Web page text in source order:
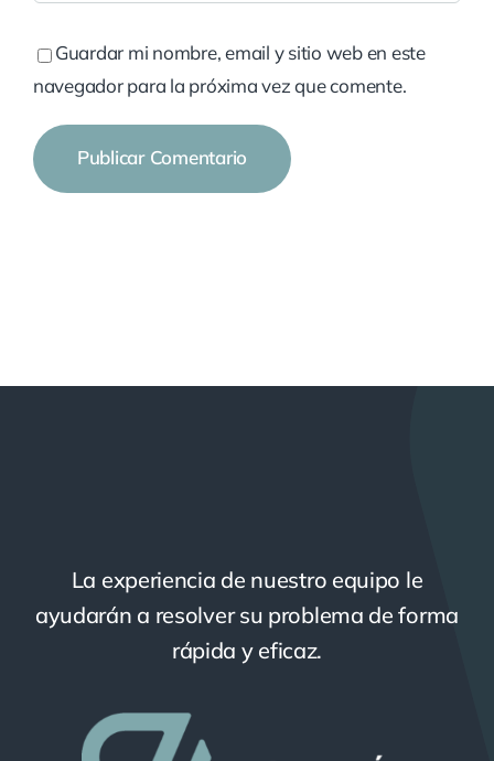
Guardar mi nombre, email y sitio web en este
navegador para la próxima vez que comente.
La experiencia de nuestro equipo le
ayudarán a resolver su problema de forma
rápida y eficaz.